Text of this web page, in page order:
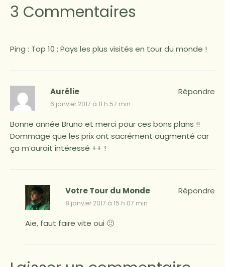
3 Commentaires
Ping : Top 10 : Pays les plus visités en tour du monde !
Aurélie
6 janvier 2017 à 11 h 57 min
Bonne année Bruno et merci pour ces bons plans !!
Dommage que les prix ont sacrément augmenté car
ça m’aurait intéressé ++ !
Répondre
Votre Tour du Monde
8 janvier 2017 à 15 h 07 min
Aie, faut faire vite oui 🙁
Répondre